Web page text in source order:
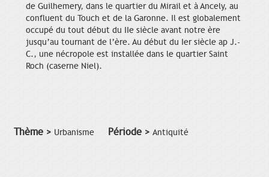
de Guilhemery, dans le quartier du Mirail et à Ancely, au
confluent du Touch et de la Garonne. Il est globalement
occupé du tout début du IIe siècle avant notre ère
jusqu’au tournant de l’ère. Au début du Ier siècle ap J.-
C., une nécropole est installée dans le quartier Saint
Roch (caserne Niel).
Thème > Urbanisme Période > Antiquité